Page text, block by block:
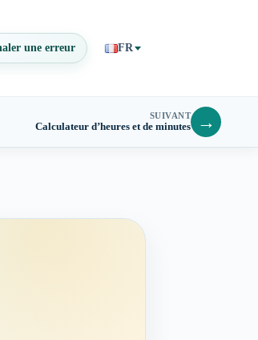
une erreur FR
SUIVANT
Calculateur d’heures et de minutes →